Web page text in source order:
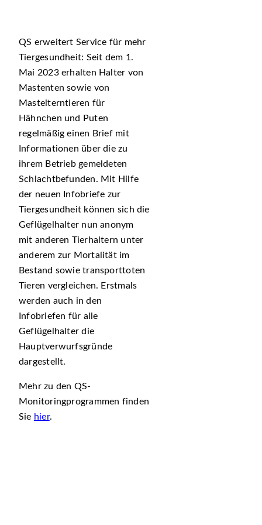
QS erweitert Service für mehr
Tiergesundheit: Seit dem 1.
Mai 2023 erhalten Halter von
Mastenten sowie von
Mastelterntieren für
Hähnchen und Puten
regelmäßig einen Brief mit
Informationen über die zu
ihrem Betrieb gemeldeten
Schlachtbefunden. Mit Hilfe
der neuen Infobriefe zur
Tiergesundheit können sich die
Geflügelhalter nun anonym
mit anderen Tierhaltern unter
anderem zur Mortalität im
Bestand sowie transporttoten
Tieren vergleichen. Erstmals
werden auch in den
Infobriefen für alle
Geflügelhalter die
Hauptverwurfsgründe
dargestellt.
Mehr zu den QS-
Monitoringprogrammen finden
Sie hier.